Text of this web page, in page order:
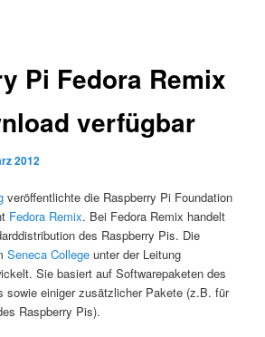
Pi Fedora Remix
verfügbar
2012
veröffentlichte die Raspberry Pi Foundation
Fedora Remix. Bei Fedora Remix handelt
des Raspberry Pis. Die
Seneca College unter der Leitung
Sie basiert auf Softwarepaketen des
sowie einiger zusätzlicher Pakete (z.B. für
Raspberry Pis).